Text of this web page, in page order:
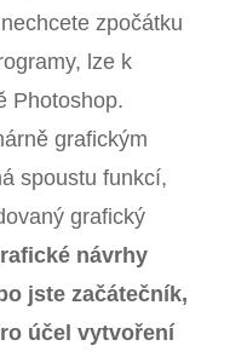
zpočátku
lze k
Photoshop.
grafickým
spoustu funkcí,
grafický
návrhy
jste začátečník,
účel vytvoření